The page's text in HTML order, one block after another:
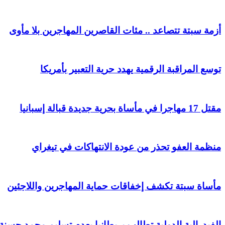
أزمة سبتة تتصاعد .. مئات القاصرين المهاجرين بلا مأوى
توسع المراقبة الرقمية يهدد حرية التعبير بأمريكا
مقتل 17 مهاجرا في مأساة بحرية جديدة قبالة إسبانيا
منظمة العفو تحذر من عودة الانتهاكات في تيغراي
مأساة سبتة تكشف إخفاقات حماية المهاجرين واللاجئين